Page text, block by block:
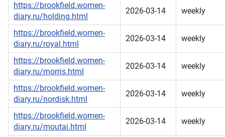
https://brookfield.women-
diary.ru/holding.html
2026-03-14 weekly
https://brookfield.women-
diary.ru/royal.html
2026-03-14 weekly
https://brookfield.women-
diary.ru/morris.html
2026-03-14 weekly
https://brookfield.women-
diary.ru/nordisk.html
2026-03-14 weekly
https://brookfield.women-
diary.ru/moutai.html
2026-03-14 weekly